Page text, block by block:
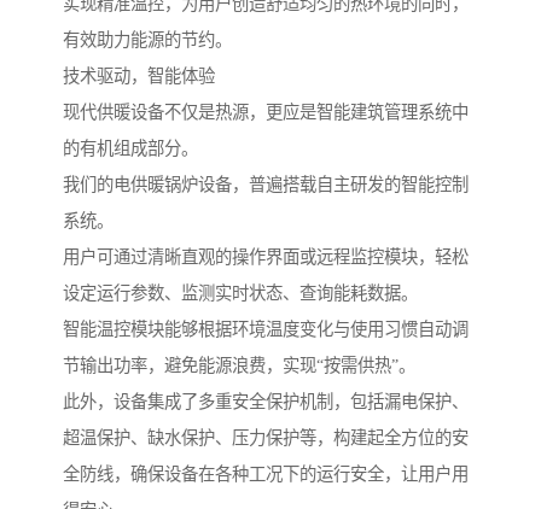
实现精准温控，为用户创造舒适均匀的热环境的同时，
有效助力能源的节约。
技术驱动，智能体验
现代供暖设备不仅是热源，更应是智能建筑管理系统中
的有机组成部分。
我们的电供暖锅炉设备，普遍搭载自主研发的智能控制
系统。
用户可通过清晰直观的操作界面或远程监控模块，轻松
设定运行参数、监测实时状态、查询能耗数据。
智能温控模块能够根据环境温度变化与使用习惯自动调
节输出功率，避免能源浪费，实现“按需供热”。
此外，设备集成了多重安全保护机制，包括漏电保护、
超温保护、缺水保护、压力保护等，构建起全方位的安
全防线，确保设备在各种工况下的运行安全，让用户用